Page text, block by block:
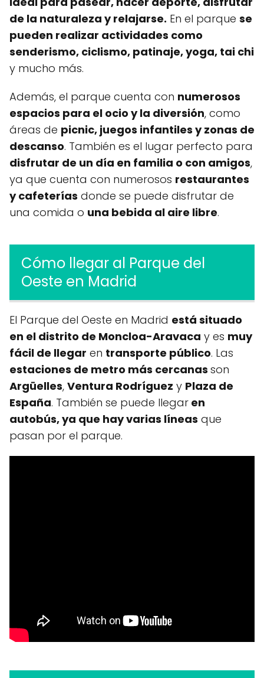
de la naturaleza y relajarse. En el parque se
pueden realizar actividades como
senderismo, ciclismo, patinaje, yoga, tai chi
y mucho más.
Además, el parque cuenta con numerosos
espacios para el ocio y la diversión, como
áreas de picnic, juegos infantiles y zonas de
descanso. También es el lugar perfecto para
disfrutar de un día en familia o con amigos,
ya que cuenta con numerosos restaurantes
y cafeterías donde se puede disfrutar de
una comida o una bebida al aire libre.
Cómo llegar al Parque del
Oeste en Madrid
El Parque del Oeste en Madrid está situado
en el distrito de Moncloa-Aravaca y es muy
fácil de llegar en transporte público. Las
estaciones de metro más cercanas son
Argüelles, Ventura Rodríguez y Plaza de
España. También se puede llegar en
autobús, ya que hay varias líneas que
pasan por el parque.